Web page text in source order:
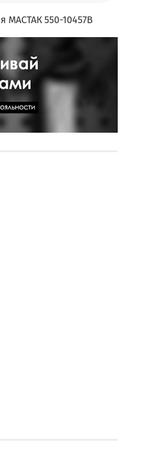
МАСТАК 550-10457B